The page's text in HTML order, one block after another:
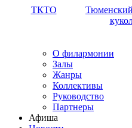
ТКТО
О филармонии
Залы
Жанры
Коллективы
Руководство
Партнеры
Афиша